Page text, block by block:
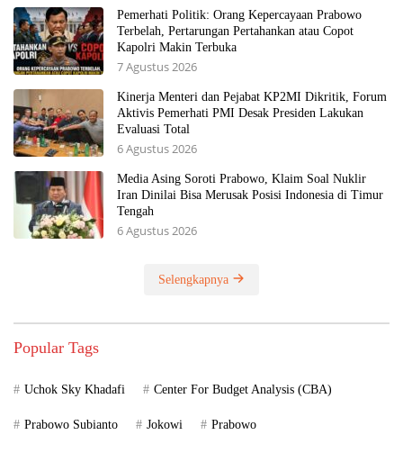
Pemerhati Politik: Orang Kepercayaan Prabowo
Terbelah, Pertarungan Pertahankan atau Copot
Kapolri Makin Terbuka
7 Agustus 2026
Kinerja Menteri dan Pejabat KP2MI Dikritik, Forum
Aktivis Pemerhati PMI Desak Presiden Lakukan
Evaluasi Total
6 Agustus 2026
Media Asing Soroti Prabowo, Klaim Soal Nuklir
Iran Dinilai Bisa Merusak Posisi Indonesia di Timur
Tengah
6 Agustus 2026
Selengkapnya
Popular Tags
Uchok Sky Khadafi Center For Budget Analysis (CBA)
Prabowo Subianto Jokowi Prabowo